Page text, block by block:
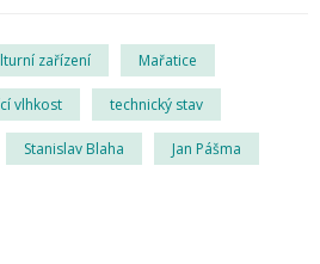
zařízení Mařatice
vlhkost technický stav
Stanislav Blaha Jan Pášma